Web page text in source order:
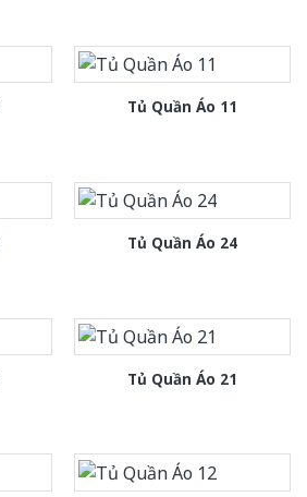
Tủ Quần Áo 11
Tủ Quần Áo 24
Tủ Quần Áo 21